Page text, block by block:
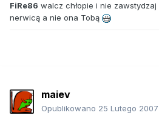
FiRe86 walcz chłopie i nie
nerwicą a nie ona Tobą
maiev
Opublikowano 25 Lutego 2007